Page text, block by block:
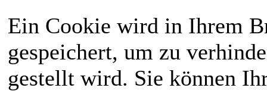
Ein Cookie wird in Ihrem
gespeichert, um zu
gestellt wird. Sie können